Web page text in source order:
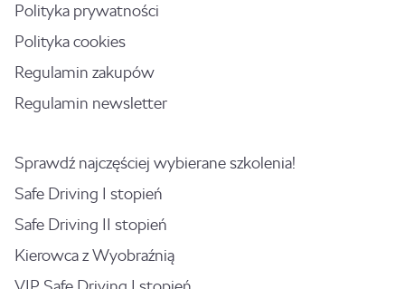
Polityka prywatności
Polityka cookies
Regulamin zakupów
Regulamin newsletter
Sprawdź najczęściej wybierane szkolenia!
Safe Driving I stopień
Safe Driving II stopień
Kierowca z Wyobraźnią